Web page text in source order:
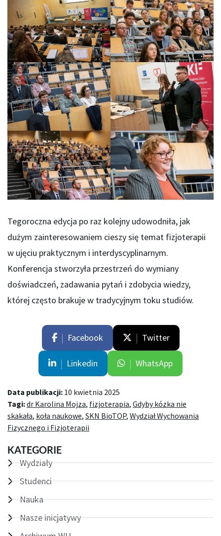
Tegoroczna edycja po raz kolejny udowodniła, jak
dużym zainteresowaniem cieszy się temat fizjoterapii
w ujęciu praktycznym i interdyscyplinarnym.
Konferencja stworzyła przestrzeń do wymiany
doświadczeń, zadawania pytań i zdobycia wiedzy,
której często brakuje w tradycyjnym toku studiów.
Facebook Twitter
Linkedin WhatsApp
Data publikacji: 10 kwietnia 2025
Tagi:dr Karolina Mojza, fizjoterapia, Gdyby kózka nie
skakała, koła naukowe, SKN BioTOP, Wydział Wychowania
Fizycznego i Fizjoterapii
KATEGORIE
Wydziały
Studenci
Nauka
Nasze inicjatywy